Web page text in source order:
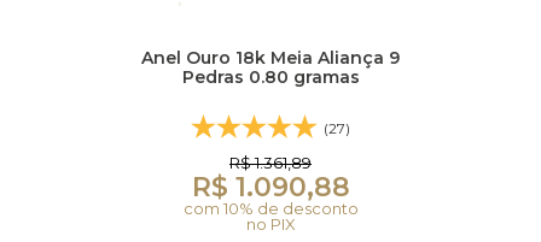
Anel Ouro 18k Meia Aliança 9
Pedras 0.80 gramas
(27)
R$ 1.361,89
R$ 1.090,88
com 10% de desconto
no PIX